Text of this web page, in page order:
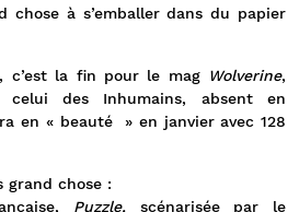
chose à s’emballer dans du papier
c’est la fin pour le mag Wolverine,
celui des Inhumains, absent en
en « beauté » en janvier avec 128
grand chose :
Puzzle,scénarisée par le